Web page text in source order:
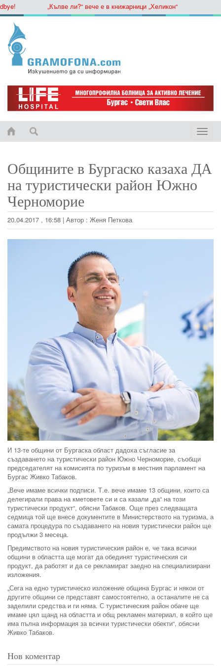
„Кълве ли?“ вече е в книжарници „Хеликон“
Toggle
Общините в Бургаско казаха ДА
на туристически район Южно
Черноморие
20.04.2017 , 16:58 | Автор : Женя Петкова
И 13-те общини от Бургаска област дадоха съгласие за
създаването на туристически район Южно Черноморие, съобщи
председателят на комисията по туризъм в местния парламент на
Бургас Живко Табаков.
„Вече имаме всички подписи. Т.е. вече имаме 13 общини, които са
делегирали права на кметовете си и са казали „да“ на този
туристически продукт“, обясни Табаков. Още през следващата
седмица той ще внесе документите в Министерството на туризма, а
самата процедура по създаването на новия туристически район ще
продължи 3 месеца.
Предимството на новия туристическия район е, че така всички
общини в областта ще могат да обединят туристическия си
продукт, да работят и да се рекламират заедно на специализирани
изложения.
„Сега на едно туристическо изложение община Бургас и някои от
другите общини се представят самостоятелно, а останалите не са
заделили средства и ги няма. С туристическия район обаче ще
имаме цял щанд на областта и общ рекламен материал, в който ще
има пълна информация за всички туристически обекти“, обясни
Живко Табаков.
Нов коментар